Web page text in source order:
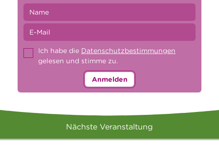
Ich habe die Datenschutzbestimmungen
gelesen und stimme zu.
Anmelden
Nächste Veranstaltung